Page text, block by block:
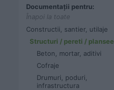
Documentații pentru:
Înapoi la toate
Constructii, santier, utilaje
Structuri / pereti / plansee
Beton, mortar, aditivi
Cofraje
Drumuri, poduri,
infrastructura